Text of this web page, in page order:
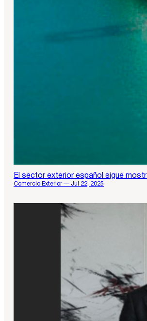
El sector exterior español sigue
Comercio Exterior — Jul 22, 2025